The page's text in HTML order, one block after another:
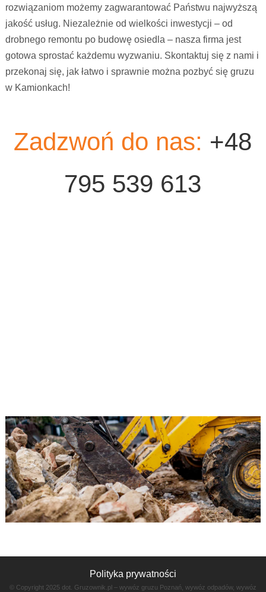
rozwiązaniom możemy zagwarantować Państwu najwyższą
jakość usług. Niezależnie od wielkości inwestycji – od
drobnego remontu po budowę osiedla – nasza firma jest
gotowa sprostać każdemu wyzwaniu. Skontaktuj się z nami i
przekonaj się, jak łatwo i sprawnie można pozbyć się gruzu
w Kamionkach!
Zadzwoń do nas: +48
795 539 613
Polityka prywatności
© Copyright 2025 dot. Gruzownik.pl – wywóz gruzu Poznań, wywóz odpadów, wywóz